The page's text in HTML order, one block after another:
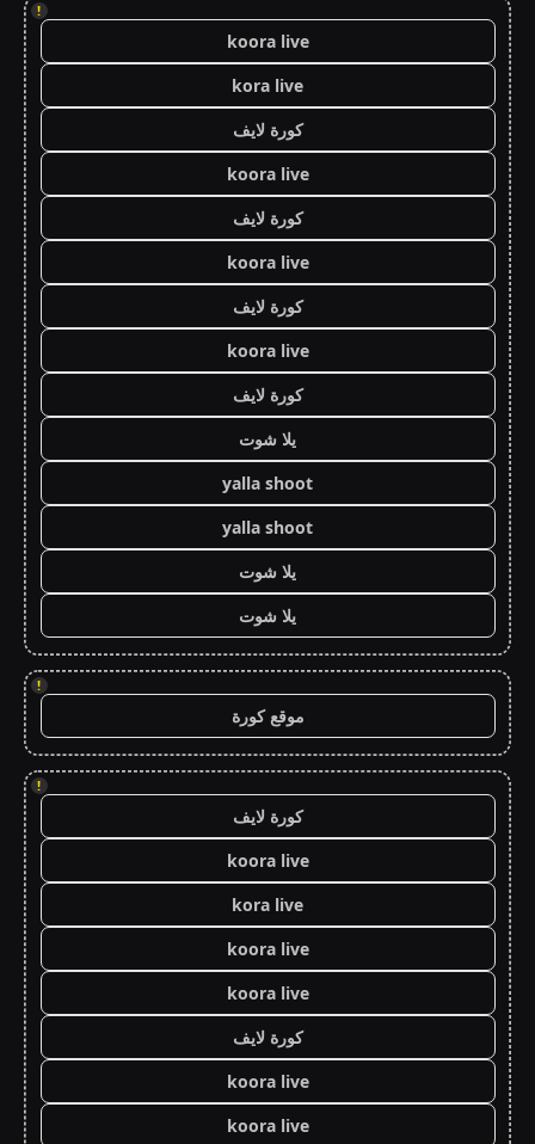
!
koora live
kora live
كورة لايف
koora live
كورة لايف
koora live
كورة لايف
koora live
كورة لايف
يلا شوت
yalla shoot
yalla shoot
يلا شوت
يلا شوت
!
موقع كورة
!
كورة لايف
koora live
kora live
koora live
koora live
كورة لايف
koora live
koora live